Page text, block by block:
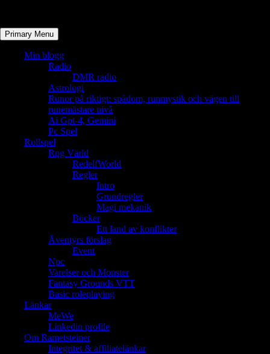
Primary Menu
Min blogg
Radio
DMR radio
Astrologi
Runor på riktigt: spådom, runmystik och vägen till
runemästare nivå
Ai Gpt-4, Gemini
Pc Spel
Rollspel
Rpg Värld
RedelfWorld
Regler
Intro
Grundregler
Magi mekanik
Böcker
Ett land av konflikter
Äventyrs förslag
Event
Npc
Varelser och Monster
Fantasy Grounds VTT
Basic roleplaying
Länkar
MeWe
Linkedin profile
Om Rametsteiner
Integritet & affiliatelänkar